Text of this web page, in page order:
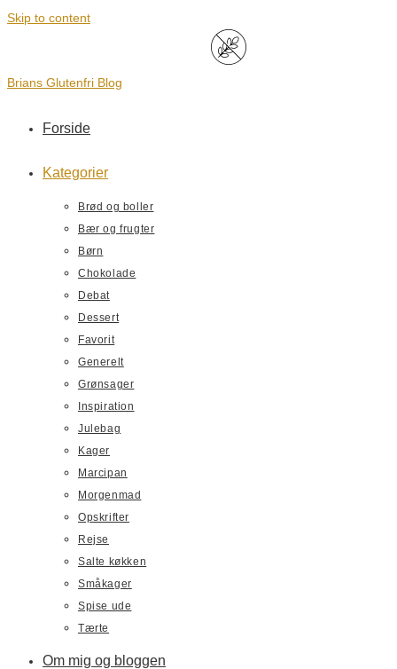
Skip to content
Brians Glutenfri Blog
Forside
Kategorier
Brød og boller
Bær og frugter
Børn
Chokolade
Debat
Dessert
Favorit
Generelt
Grønsager
Inspiration
Julebag
Kager
Marcipan
Morgenmad
Opskrifter
Rejse
Salte køkken
Småkager
Spise ude
Tærte
Om mig og bloggen